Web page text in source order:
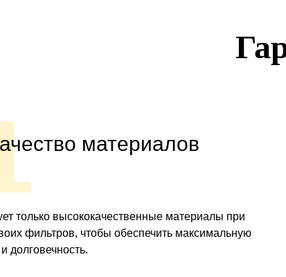
материалов
только высококачественные материалы при
фильтров, чтобы обеспечить максимальную
долговечность.